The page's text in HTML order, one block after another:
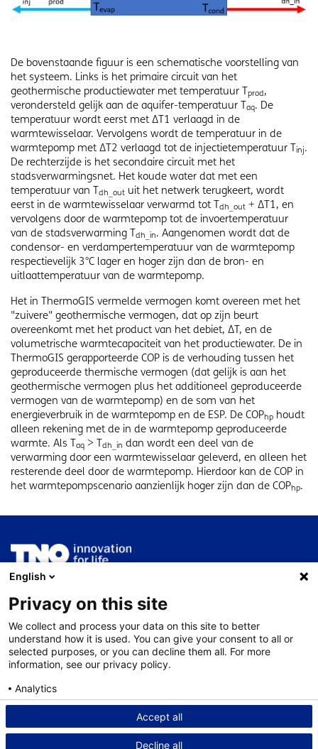
De bovenstaande figuur is een schematische voorstelling van
het systeem. Links is het primaire circuit van het
geothermische productiewater met temperatuur Tprod,
verondersteld gelijk aan de aquifer-temperatuur Taq. De
temperatuur wordt eerst met ΔT1 verlaagd in de
warmtewisselaar. Vervolgens wordt de temperatuur in de
warmtepomp met ΔT2 verlaagd tot de injectietemperatuur Tinj.
De rechterzijde is het secondaire circuit met het
stadsverwarmingsnet. Het koude water dat met een
temperatuur van Tdh_out uit het netwerk terugkeert, wordt
eerst in de warmtewisselaar verwarmd tot Tdh_out + ΔT1, en
vervolgens door de warmtepomp tot de invoertemperatuur
van de stadsverwarming Tdh_in. Aangenomen wordt dat de
condensor- en verdampertemperatuur van de warmtepomp
respectievelijk 3°C lager en hoger zijn dan de bron- en
uitlaattemperatuur van de warmtepomp.
Het in ThermoGIS vermelde vermogen komt overeen met het
"zuivere" geothermische vermogen, dat op zijn beurt
overeenkomt met het product van het debiet, ΔT, en de
volumetrische warmtecapaciteit van het productiewater. De in
ThermoGIS gerapporteerde COP is de verhouding tussen het
geproduceerde thermische vermogen (dat gelijk is aan het
geothermische vermogen plus het additioneel geproduceerde
vermogen van de warmtepomp) en de som van het
energieverbruik in de warmtepomp en de ESP. De COPhp houdt
alleen rekening met de in de warmtepomp geproduceerde
warmte. Als Taq > Tdh_in dan wordt een deel van de
verwarming door een warmtewisselaar geleverd, en alleen het
resterende deel door de warmtepomp. Hierdoor kan de COP in
het warmtepompscenario aanzienlijk hoger zijn dan de COPhp.
ThermoGIS wordt ontwikkeld en beheerd door
Geologische Dienst Nederland
Service
Nieuws
Contact
Disclaimer
Privacy statement
English
Privacy on this site
We collect and process your data on this site to better
understand how it is used. You can give your consent to all or
selected purposes, or you can decline them all. For more
information, see our privacy policy.
Analytics
Accept all
Decline all
Privacy policy